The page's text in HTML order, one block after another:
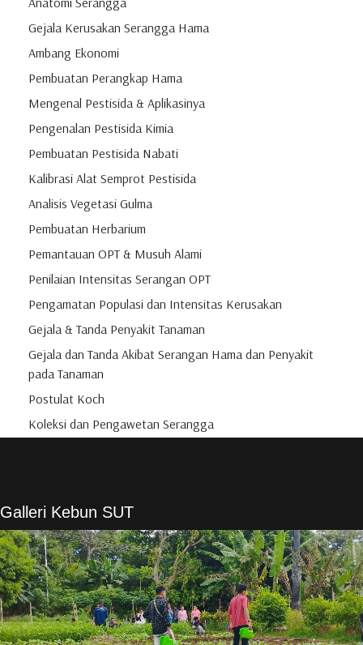
Gejala Kerusakan Serangga Hama
Ambang Ekonomi
Pembuatan Perangkap Hama
Mengenal Pestisida & Aplikasinya
Pengenalan Pestisida Kimia
Pembuatan Pestisida Nabati
Kalibrasi Alat Semprot Pestisida
Analisis Vegetasi Gulma
Pembuatan Herbarium
Pemantauan OPT & Musuh Alami
Penilaian Intensitas Serangan OPT
Pengamatan Populasi dan Intensitas Kerusakan
Gejala & Tanda Penyakit Tanaman
Gejala dan Tanda Akibat Serangan Hama dan Penyakit
pada Tanaman
Postulat Koch
Koleksi dan Pengawetan Serangga
Galleri Kebun SUT